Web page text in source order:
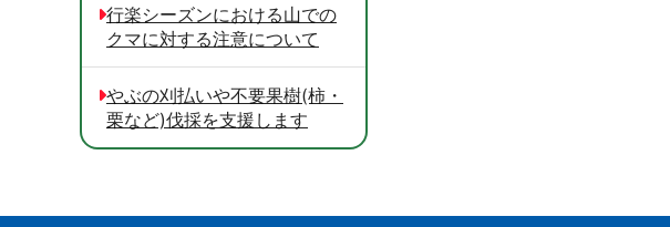
行楽シーズンにおける山での
クマに対する注意について
やぶの刈払いや不要果樹(柿・
栗など)伐採を支援します